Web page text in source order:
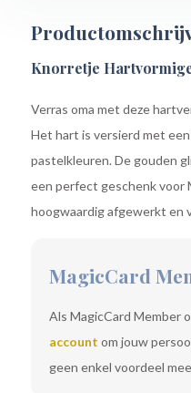
Knorretje
Verras oma met deze
Het hart is versierd met
pastelkleuren. De gouden
een perfect geschenk voor
hoogwaardig afgewerkt en
MagicCard
Als MagicCard Member
account om jouw
geen enkel voordeel